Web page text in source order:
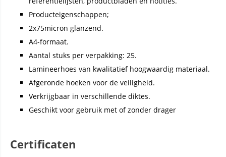
Producteigenschappen;
2x75micron glanzend.
A4-formaat.
Aantal stuks per verpakking: 25.
Lamineerhoes van kwalitatief hoogwaardig materiaal.
Afgeronde hoeken voor de veiligheid.
Verkrijgbaar in verschillende diktes.
Geschikt voor gebruik met of zonder drager
Certificaten